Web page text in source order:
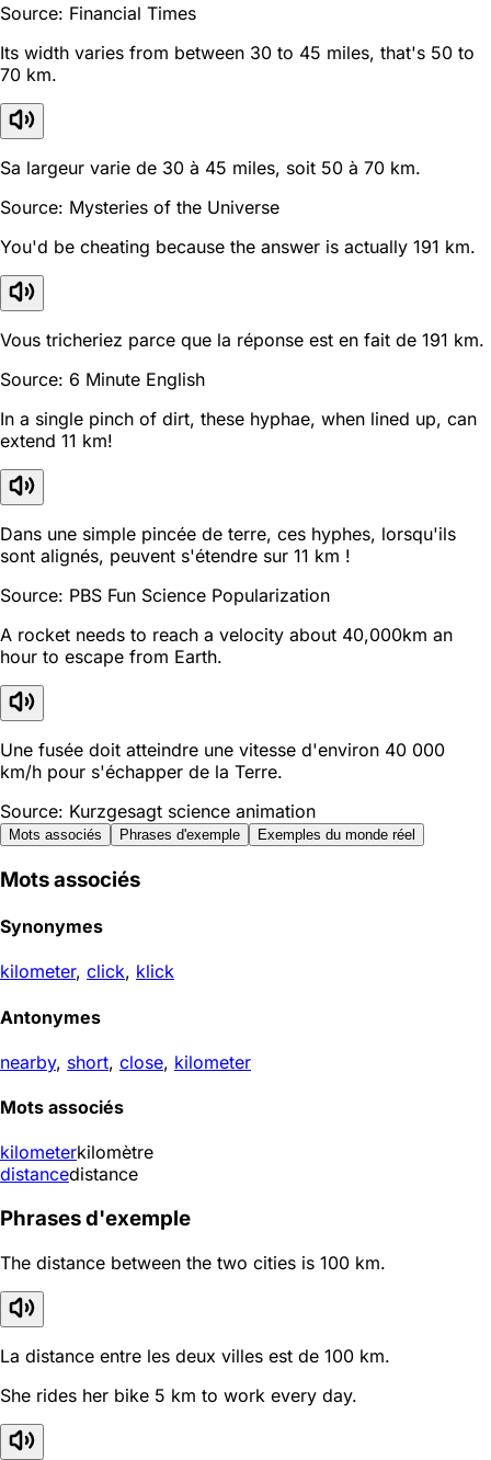
Source: Financial Times
Its width varies from between 30 to 45 miles, that's 50 to
70 km.
Sa largeur varie de 30 à 45 miles, soit 50 à 70 km.
Source: Mysteries of the Universe
You'd be cheating because the answer is actually 191 km.
Vous tricheriez parce que la réponse est en fait de 191 km.
Source: 6 Minute English
In a single pinch of dirt, these hyphae, when lined up, can
extend 11 km!
Dans une simple pincée de terre, ces hyphes, lorsqu'ils
sont alignés, peuvent s'étendre sur 11 km !
Source: PBS Fun Science Popularization
A rocket needs to reach a velocity about 40,000km an
hour to escape from Earth.
Une fusée doit atteindre une vitesse d'environ 40 000
km/h pour s'échapper de la Terre.
Source: Kurzgesagt science animation
Mots associés Phrases d'exemple Exemples du monde réel
Mots associés
Synonymes
kilometer, click, klick
Antonymes
nearby, short, close, kilometer
Mots associés
kilometerkilomètre
distancedistance
Phrases d'exemple
The distance between the two cities is 100 km.
La distance entre les deux villes est de 100 km.
She rides her bike 5 km to work every day.